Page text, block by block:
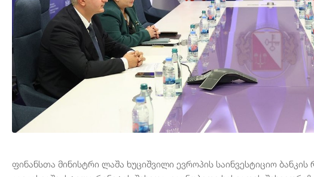
ფინანსთა მინისტრი ლაშა ხუციშვილი ევროპის საინვესტიციო